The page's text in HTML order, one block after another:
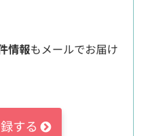
情報もメールでお届け
する